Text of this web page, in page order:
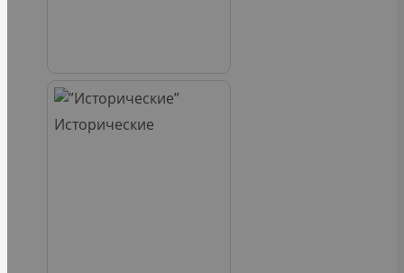
Исторические